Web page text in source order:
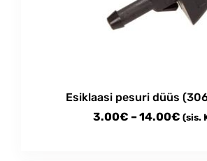
Esiklaasi pesuri düüs
3.00€ –14.00€ (sis.